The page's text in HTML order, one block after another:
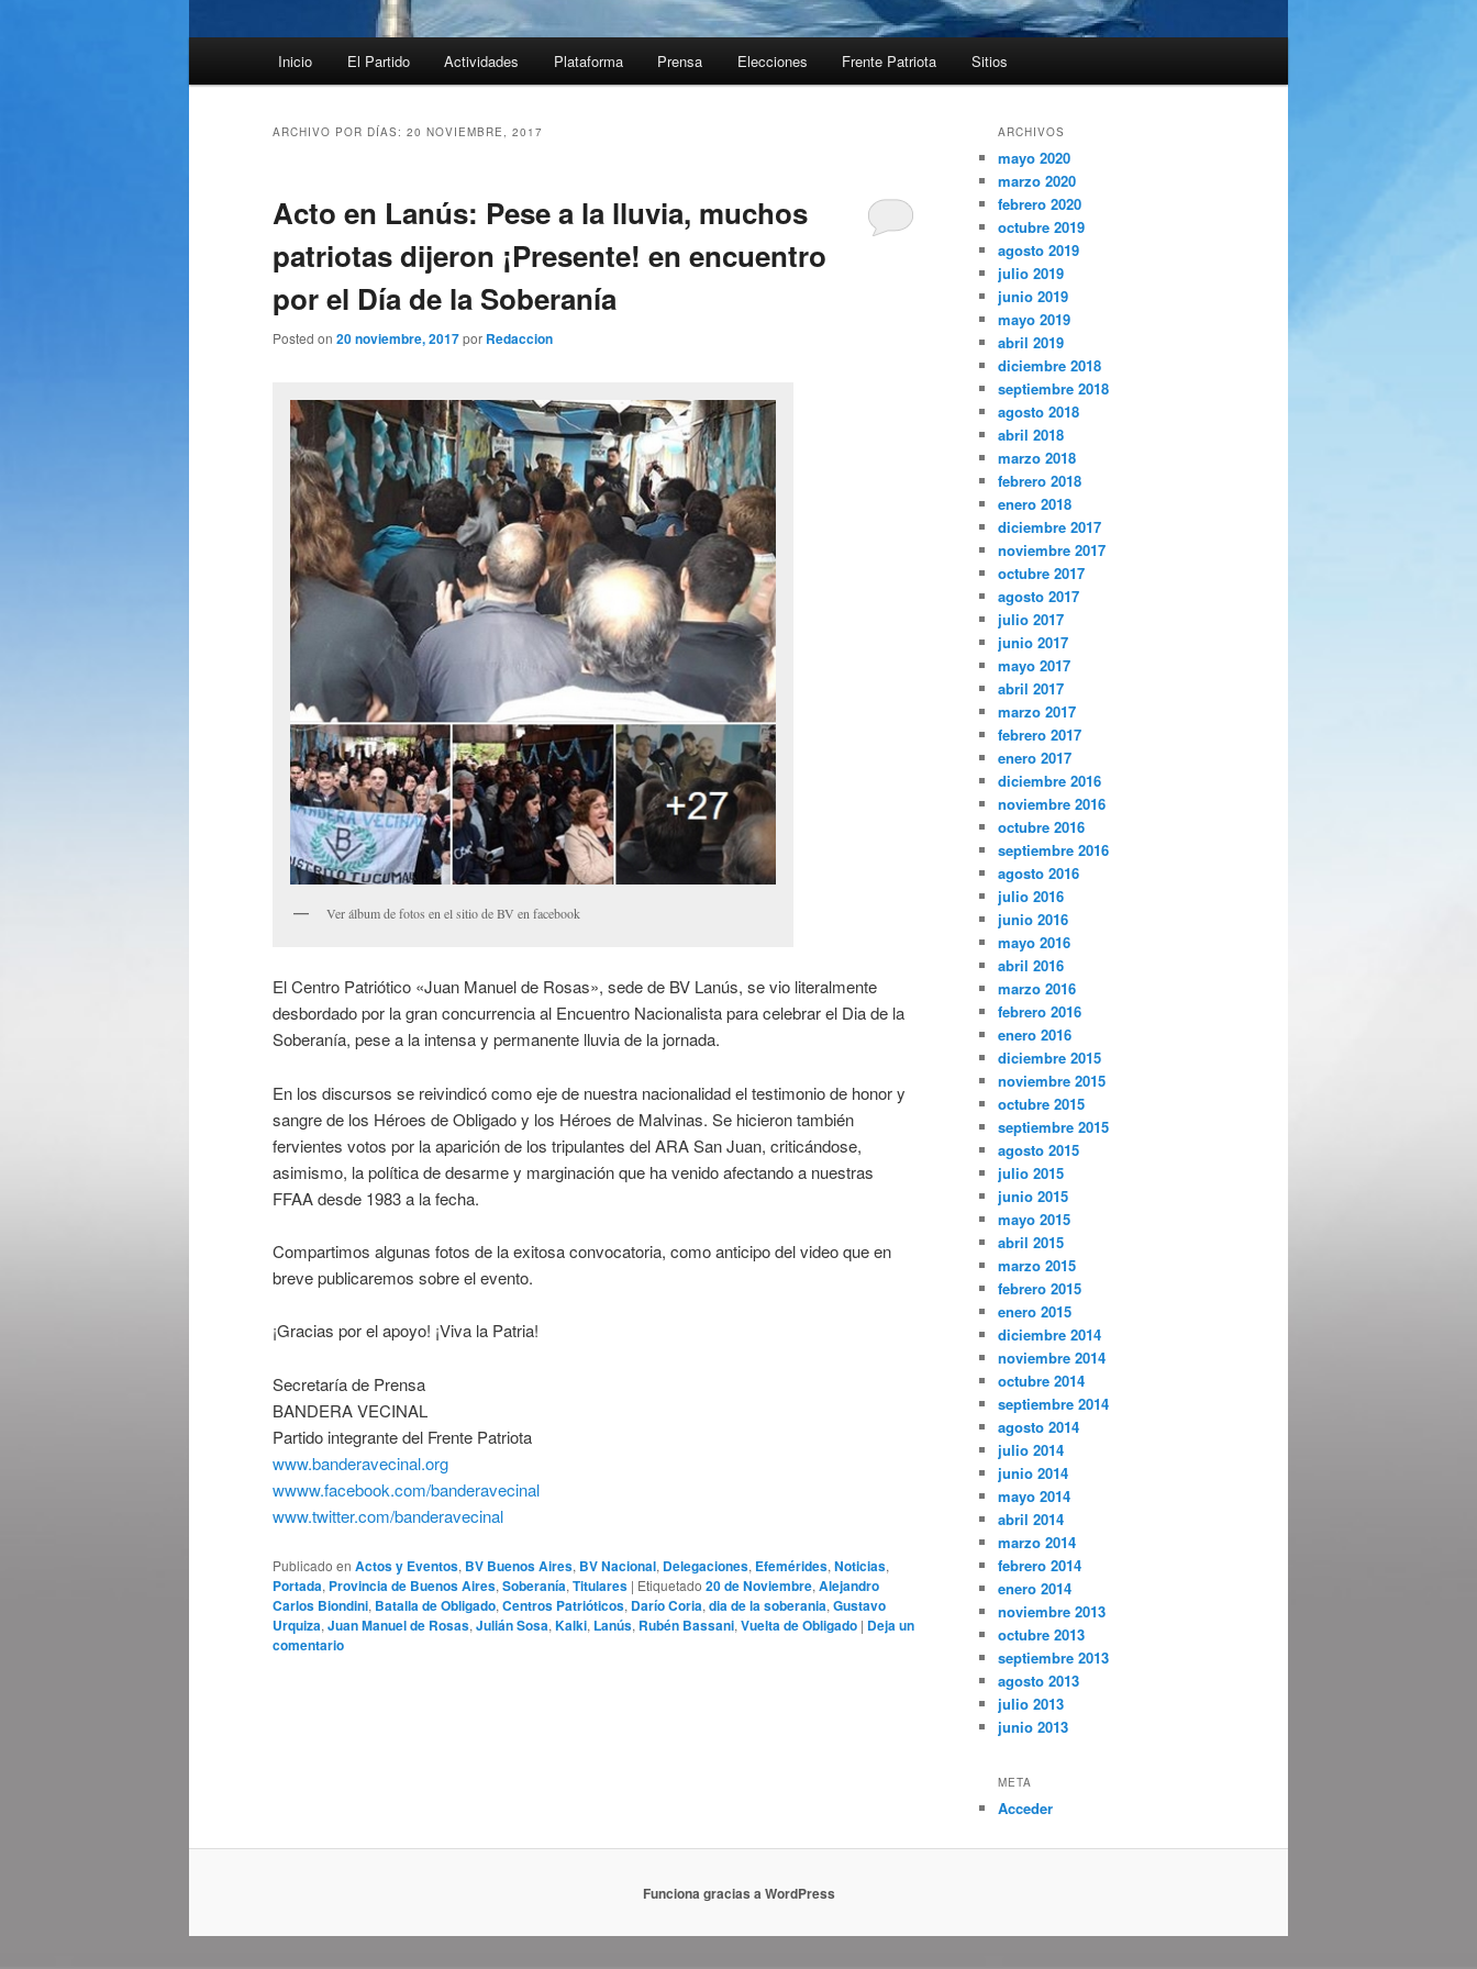
Inicio El Partido Actividades Plataforma Prensa Elecciones Frente Patriota Sitios
ARCHIVO POR DÍAS: 20 NOVIEMBRE, 2017
Acto en Lanús: Pese a la lluvia, muchos
patriotas dijeron ¡Presente! en encuentro
por el Día de la Soberanía
Posted on 20 noviembre, 2017por Redaccion
Ver álbum de fotos en el sitio de BV en facebook
El Centro Patriótico «Juan Manuel de Rosas», sede de BV Lanús, se vio literalmente
desbordado por la gran concurrencia al Encuentro Nacionalista para celebrar el Dia de la
Soberanía, pese a la intensa y permanente lluvia de la jornada.
En los discursos se reivindicó como eje de nuestra nacionalidad el testimonio de honor y
sangre de los Héroes de Obligado y los Héroes de Malvinas. Se hicieron también
fervientes votos por la aparición de los tripulantes del ARA San Juan, criticándose,
asimismo, la política de desarme y marginación que ha venido afectando a nuestras
FFAA desde 1983 a la fecha.
Compartimos algunas fotos de la exitosa convocatoria, como anticipo del video que en
breve publicaremos sobre el evento.
¡Gracias por el apoyo! ¡Viva la Patria!
Secretaría de Prensa
BANDERA VECINAL
Partido integrante del Frente Patriota
www.banderavecinal.org
wwww.facebook.com/banderavecinal
www.twitter.com/banderavecinal
Publicado en Actos y Eventos, BV Buenos Aires, BV Nacional, Delegaciones, Efemérides, Noticias,
Portada, Provincia de Buenos Aires, Soberanía, Titulares | Etiquetado 20 de Noviembre, Alejandro
Carlos Biondini, Batalla de Obligado, Centros Patrióticos, Darío Coria, dia de la soberania, Gustavo
Urquiza, Juan Manuel de Rosas, Julián Sosa, Kalki, Lanús, Rubén Bassani, Vuelta de Obligado | Deja un
comentario
ARCHIVOS
mayo 2020
marzo 2020
febrero 2020
octubre 2019
agosto 2019
julio 2019
junio 2019
mayo 2019
abril 2019
diciembre 2018
septiembre 2018
agosto 2018
abril 2018
marzo 2018
febrero 2018
enero 2018
diciembre 2017
noviembre 2017
octubre 2017
agosto 2017
julio 2017
junio 2017
mayo 2017
abril 2017
marzo 2017
febrero 2017
enero 2017
diciembre 2016
noviembre 2016
octubre 2016
septiembre 2016
agosto 2016
julio 2016
junio 2016
mayo 2016
abril 2016
marzo 2016
febrero 2016
enero 2016
diciembre 2015
noviembre 2015
octubre 2015
septiembre 2015
agosto 2015
julio 2015
junio 2015
mayo 2015
abril 2015
marzo 2015
febrero 2015
enero 2015
diciembre 2014
noviembre 2014
octubre 2014
septiembre 2014
agosto 2014
julio 2014
junio 2014
mayo 2014
abril 2014
marzo 2014
febrero 2014
enero 2014
noviembre 2013
octubre 2013
septiembre 2013
agosto 2013
julio 2013
junio 2013
META
Acceder
Funciona gracias a WordPress